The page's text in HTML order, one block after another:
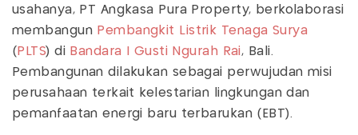
usahanya, PT Angkasa Pura Property, berkolaborasi
membangun Pembangkit Listrik Tenaga Surya
( PLTS) di Bandara I Gusti Ngurah Rai, Bali.
Pembangunan dilakukan sebagai perwujudan misi
perusahaan terkait kelestarian lingkungan dan
pemanfaatan energi baru terbarukan (EBT).